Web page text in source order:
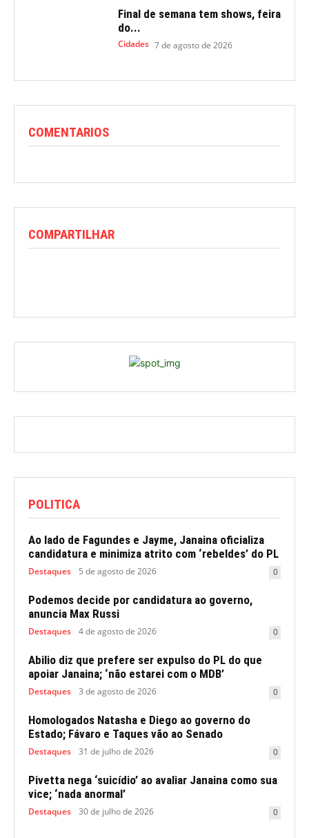
Final de semana tem shows, feira
do...
Cidades 7 de agosto de 2026
COMENTARIOS
COMPARTILHAR
POLITICA
Ao lado de Fagundes e Jayme, Janaina oficializa
candidatura e minimiza atrito com ‘rebeldes’ do PL
Destaques 5 de agosto de 2026 0
Podemos decide por candidatura ao governo,
anuncia Max Russi
Destaques 4 de agosto de 2026 0
Abilio diz que prefere ser expulso do PL do que
apoiar Janaina; ‘não estarei com o MDB’
Destaques 3 de agosto de 2026 0
Homologados Natasha e Diego ao governo do
Estado; Fávaro e Taques vão ao Senado
Destaques 31 de julho de 2026 0
Pivetta nega ‘suicídio’ ao avaliar Janaina como sua
vice; ‘nada anormal’
Destaques 30 de julho de 2026 0